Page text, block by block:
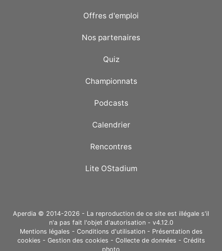
Offres d'emploi
Nos partenaires
Quiz
Championnats
Podcasts
Calendrier
Rencontres
Lite OStadium
Aperdia © 2014-2026 - La reproduction de ce site est illégale s'il
n'a pas fait l'objet d'autorisation - v4.12.0
Mentions légales - Conditions d'utilisation- Présentation des
cookies - Gestion des cookies - Collecte de données - Crédits
photo